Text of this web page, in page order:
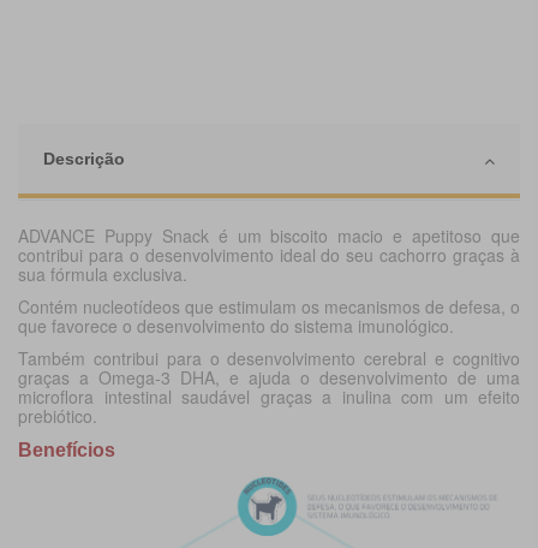
Descrição
ADVANCE Puppy Snack é um biscoito macio e apetitoso que
contribui para o desenvolvimento ideal do seu cachorro graças à
sua fórmula exclusiva.
Contém nucleotídeos que estimulam os mecanismos de defesa, o
que favorece o desenvolvimento do sistema imunológico.
Também contribui para o desenvolvimento cerebral e cognitivo
graças a Omega-3 DHA, e ajuda o desenvolvimento de uma
microflora intestinal saudável graças a inulina com um efeito
prebiótico.
Benefícios